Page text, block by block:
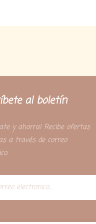
al boletín
y ahorra! Recibe ofertas
a través de correo